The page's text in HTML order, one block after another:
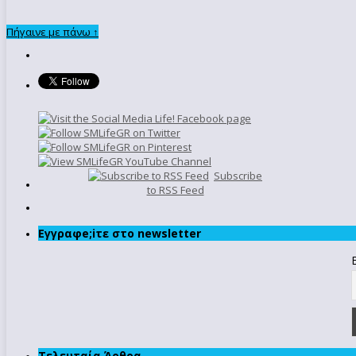
Πήγαινε με πάνω ↑
Subscribe
to RSS Feed
Εγγραφe;iτε στο newsletter